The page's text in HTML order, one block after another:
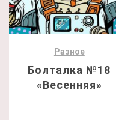
Разное
Болталка №18
«Весенняя»